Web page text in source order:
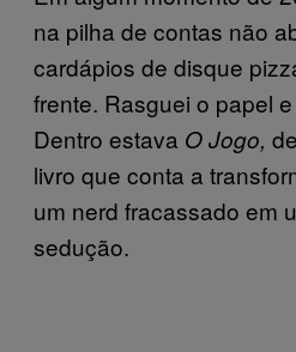
na pilha de contas não
cardápios de disque
frente. Rasguei o papel
Dentro estava O Jogo,
livro que conta a
um nerd fracassado em
sedução.